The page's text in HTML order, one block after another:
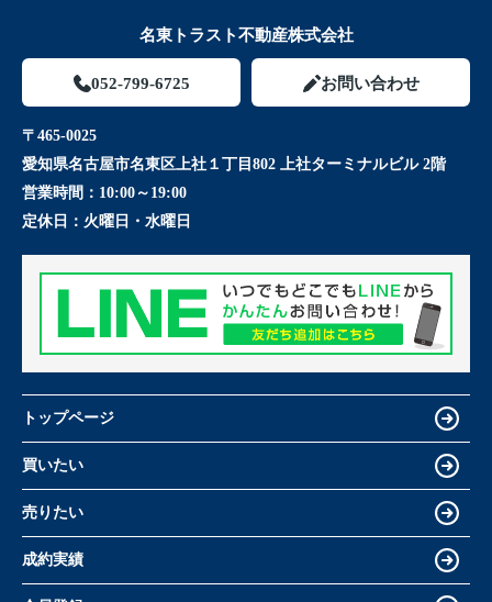
名東トラスト不動産株式会社
052-799-6725 お問い合わせ
〒465-0025
愛知県名古屋市名東区上社１丁目802 上社ターミナルビル 2階
営業時間： 10:00～19:00
定休日： 火曜日・水曜日
トップページ
買いたい
売りたい
成約実績